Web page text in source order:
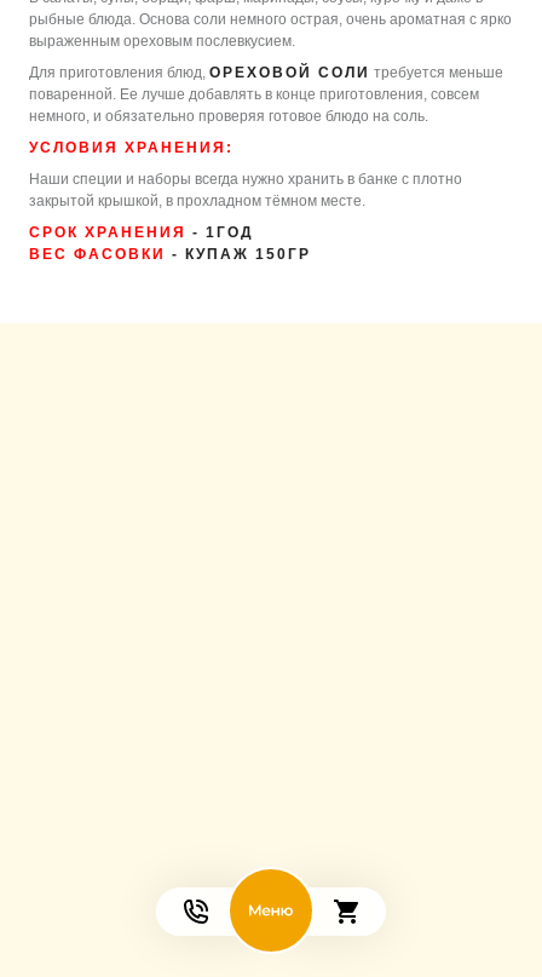
рыбные блюда. Основа соли немного острая, очень ароматная с ярко
выраженным ореховым послевкусием.
Для приготовления блюд, ОРЕХОВОЙ СОЛИ требуется меньше
поваренной. Ее лучше добавлять в конце приготовления, совсем
немного, и обязательно проверяя готовое блюдо на соль.
УСЛОВИЯ ХРАНЕНИЯ:
Наши специи и наборы всегда нужно хранить в банке с плотно
закрытой крышкой, в прохладном тёмном месте.
СРОК ХРАНЕНИЯ
- 1ГОД
ВЕС ФАСОВКИ
- КУПАЖ 150ГР